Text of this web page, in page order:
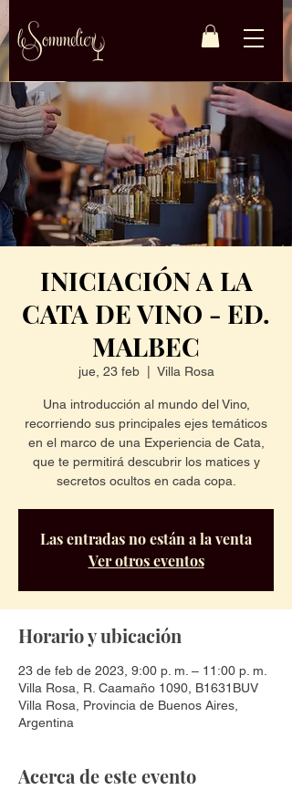
INICIACIÓN A LA
CATA DE VINO - ED.
MALBEC
jue, 23 feb
  |
Villa Rosa
Una introducción al mundo del Vino,
recorriendo sus principales ejes temáticos
en el marco de una Experiencia de Cata,
que te permitirá descubrir los matices y
secretos ocultos en cada copa.
Las entradas no están a la venta
Ver otros eventos
Horario y ubicación
23 de feb de 2023, 9:00 p. m. – 11:00 p. m.
Villa Rosa, R. Caamaño 1090, B1631BUV
Villa Rosa, Provincia de Buenos Aires,
Argentina
Acerca de este evento